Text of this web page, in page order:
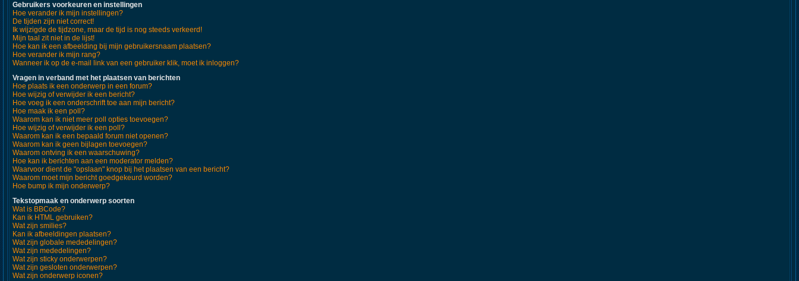
Gebruikers voorkeuren en instellingen
Hoe verander ik mijn instellingen?
De tijden zijn niet correct!
Ik wijzigde de tijdzone, maar de tijd is nog steeds verkeerd!
Mijn taal zit niet in de lijst!
Hoe kan ik een afbeelding bij mijn gebruikersnaam plaatsen?
Hoe verander ik mijn rang?
Wanneer ik op de e-mail link van een gebruiker klik, moet ik inloggen?
Vragen in verband met het plaatsen van berichten
Hoe plaats ik een onderwerp in een forum?
Hoe wijzig of verwijder ik een bericht?
Hoe voeg ik een onderschrift toe aan mijn bericht?
Hoe maak ik een poll?
Waarom kan ik niet meer poll opties toevoegen?
Hoe wijzig of verwijder ik een poll?
Waarom kan ik een bepaald forum niet openen?
Waarom kan ik geen bijlagen toevoegen?
Waarom ontving ik een waarschuwing?
Hoe kan ik berichten aan een moderator melden?
Waarvoor dient de "opslaan" knop bij het plaatsen van een bericht?
Waarom moet mijn bericht goedgekeurd worden?
Hoe bump ik mijn onderwerp?
Tekstopmaak en onderwerp soorten
Wat is BBCode?
Kan ik HTML gebruiken?
Wat zijn smilies?
Kan ik afbeeldingen plaatsen?
Wat zijn globale mededelingen?
Wat zijn mededelingen?
Wat zijn sticky onderwerpen?
Wat zijn gesloten onderwerpen?
Wat zijn onderwerp iconen?